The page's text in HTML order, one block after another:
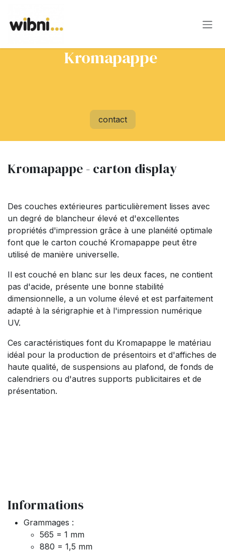
Kromapappe
contact
Kromapappe - carton display
Des couches extérieures particulièrement lisses avec
un degré de blancheur élevé et d'excellentes
propriétés d'impression grâce à une planéité optimale
font que le carton couché Kromapappe peut être
utilisé de manière universelle.
Il est couché en blanc sur les deux faces, ne contient
pas d'acide, présente une bonne stabilité
dimensionnelle, a un volume élevé et est parfaitement
adapté à la sérigraphie et à l'impression numérique
UV.
Ces caractéristiques font du Kromapappe le matériau
idéal pour la production de présentoirs et d'affiches de
haute qualité, de suspensions au plafond, de fonds de
calendriers ou d'autres supports publicitaires et de
présentation.
Informations
Grammages :
565 = 1 mm
880 = 1,5 mm